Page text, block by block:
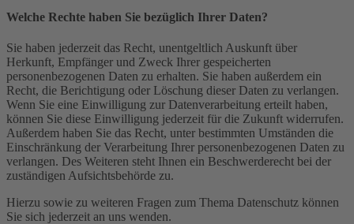
Welche Rechte haben Sie bezüglich Ihrer Daten?
Sie haben jederzeit das Recht, unentgeltlich Auskunft über
Herkunft, Empfänger und Zweck Ihrer gespeicherten
personenbezogenen Daten zu erhalten. Sie haben außerdem ein
Recht, die Berichtigung oder Löschung dieser Daten zu verlangen.
Wenn Sie eine Einwilligung zur Datenverarbeitung erteilt haben,
können Sie diese Einwilligung jederzeit für die Zukunft widerrufen.
Außerdem haben Sie das Recht, unter bestimmten Umständen die
Einschränkung der Verarbeitung Ihrer personenbezogenen Daten zu
verlangen. Des Weiteren steht Ihnen ein Beschwerderecht bei der
zuständigen Aufsichtsbehörde zu.
Hierzu sowie zu weiteren Fragen zum Thema Datenschutz können
Sie sich jederzeit an uns wenden.